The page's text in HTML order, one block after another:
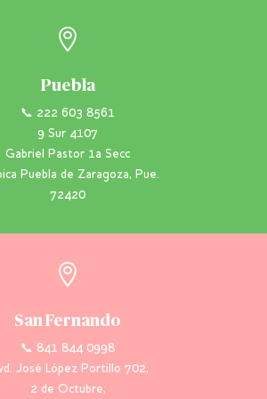

Puebla
📞 222 603 8561
9 Sur 4107
Gabriel Pastor 1a Secc
Puebla de Zaragoza, Pue.
72420

San Fernando
📞 841 844 0998
José López Portillo 702,
2 de Octubre,